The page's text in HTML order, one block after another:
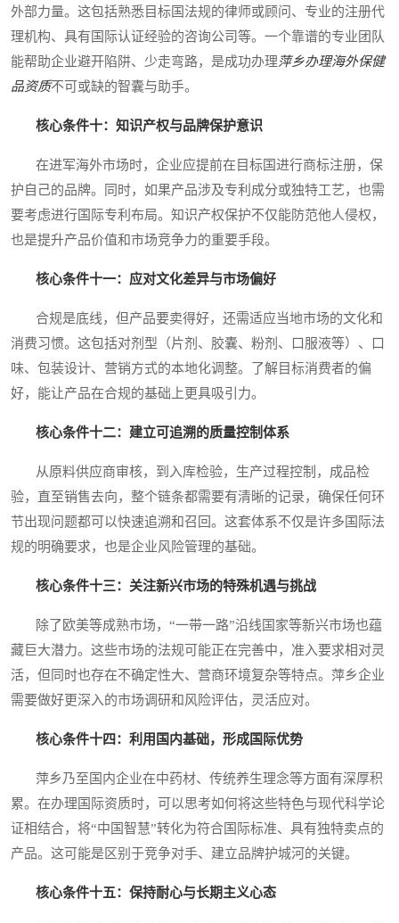
外部力量。这包括熟悉目标国法规的律师或顾问、专业的注册代
理机构、具有国际认证经验的咨询公司等。一个靠谱的专业团队
能帮助企业避开陷阱、少走弯路，是成功办理萍乡办理海外保健
品资质不可或缺的智囊与助手。
核心条件十：知识产权与品牌保护意识
在进军海外市场时，企业应提前在目标国进行商标注册，保
护自己的品牌。同时，如果产品涉及专利成分或独特工艺，也需
要考虑进行国际专利布局。知识产权保护不仅能防范他人侵权，
也是提升产品价值和市场竞争力的重要手段。
核心条件十一：应对文化差异与市场偏好
合规是底线，但产品要卖得好，还需适应当地市场的文化和
消费习惯。这包括对剂型（片剂、胶囊、粉剂、口服液等）、口
味、包装设计、营销方式的本地化调整。了解目标消费者的偏
好，能让产品在合规的基础上更具吸引力。
核心条件十二：建立可追溯的质量控制体系
从原料供应商审核，到入库检验，生产过程控制，成品检
验，直至销售去向，整个链条都需要有清晰的记录，确保任何环
节出现问题都可以快速追溯和召回。这套体系不仅是许多国际法
规的明确要求，也是企业风险管理的基础。
核心条件十三：关注新兴市场的特殊机遇与挑战
除了欧美等成熟市场，“一带一路”沿线国家等新兴市场也蕴
藏巨大潜力。这些市场的法规可能正在完善中，准入要求相对灵
活，但同时也存在不确定性大、营商环境复杂等特点。萍乡企业
需要做好更深入的市场调研和风险评估，灵活应对。
核心条件十四：利用国内基础，形成国际优势
萍乡乃至国内企业在中药材、传统养生理念等方面有深厚积
累。在办理国际资质时，可以思考如何将这些特色与现代科学论
证相结合，将“中国智慧”转化为符合国际标准、具有独特卖点的
产品。这可能是区别于竞争对手、建立品牌护城河的关键。
核心条件十五：保持耐心与长期主义心态